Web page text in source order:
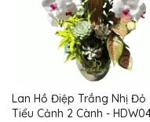
Lan Hồ Điệp Trắng Nhị Đỏ
Tiểu Cảnh 2 Cành -